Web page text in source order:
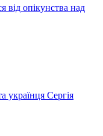
від опікунства над
українця Сергія